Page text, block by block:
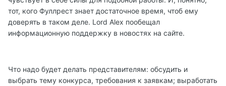
тот, кого Фуллрест знает достаточное время, чтоб ему
доверять в таком деле. Lord Alex пообещал
информационную поддержку в новостях на сайте.
Что надо будет делать представителям: обсудить и
выбрать тему конкурса, требования к заявкам; выработать